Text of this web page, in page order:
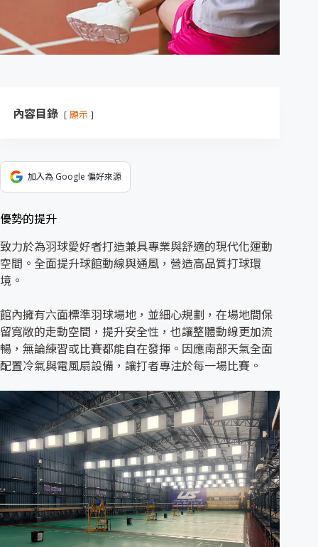
內容目錄 顯示
加入為 Google 偏好來源
優勢的提升
致力於為羽球愛好者打造兼具專業與舒適的現代化運動
空間。全面提升球館動線與通風，營造高品質打球環
境。
館內擁有六面標準羽球場地，並細心規劃，在場地間保
留寬敞的走動空間，提升安全性，也讓整體動線更加流
暢，無論練習或比賽都能自在發揮。因應南部天氣全面
配置冷氣與電風扇設備，讓打者專注於每一場比賽。